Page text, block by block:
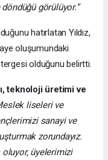
görülüyor.”
hatırlatan Yıldız,
oluşumundaki
olduğunu belirtti.
teknoloji üretimi ve
liseleri ve
sanayi ve
zorundayız.
oluyor, üyelerimizi